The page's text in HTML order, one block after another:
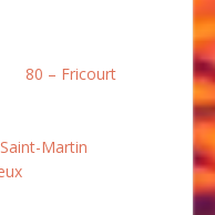
80 – Fricourt
Martin